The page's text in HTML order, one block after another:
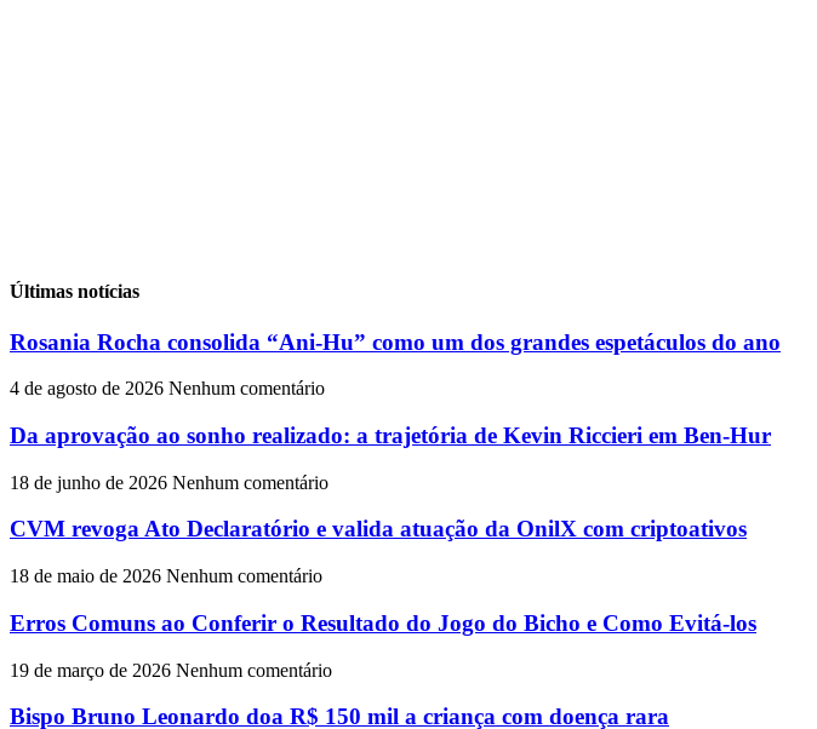
Últimas notícias
Rosania Rocha consolida “Ani-Hu” como um dos grandes espetáculos do ano
4 de agosto de 2026 Nenhum comentário
Da aprovação ao sonho realizado: a trajetória de Kevin Riccieri em Ben-Hur
18 de junho de 2026 Nenhum comentário
CVM revoga Ato Declaratório e valida atuação da OnilX com criptoativos
18 de maio de 2026 Nenhum comentário
Erros Comuns ao Conferir o Resultado do Jogo do Bicho e Como Evitá-los
19 de março de 2026 Nenhum comentário
Bispo Bruno Leonardo doa R$ 150 mil a criança com doença rara